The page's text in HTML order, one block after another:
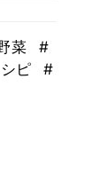
菜
#
ピ
#